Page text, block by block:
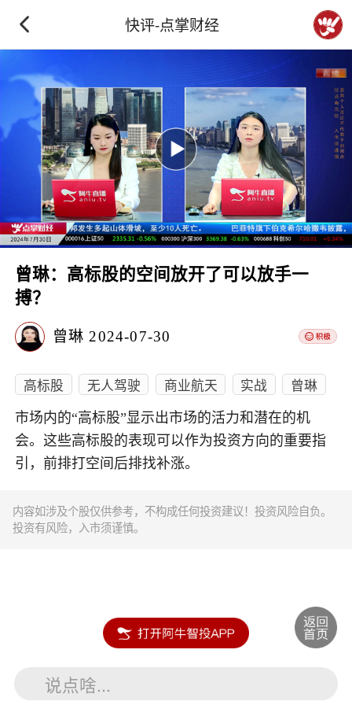
快评-点掌财经
曾琳：高标股的空间放开了可以放手一
搏？
曾琳 2024-07-30
高标股 无人驾驶 商业航天 实战 曾琳
市场内的“高标股”显示出市场的活力和潜在的机
会。这些高标股的表现可以作为投资方向的重要指
引，前排打空间后排找补涨。
内容如涉及个股仅供参考，不构成任何投资建议！投资风险自负。
投资有风险，入市须谨慎。
说点啥...